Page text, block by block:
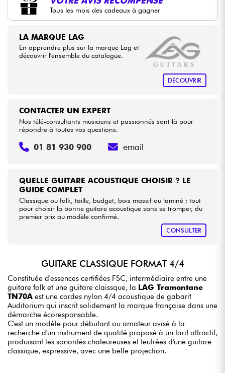
Câbles & Access.
Packs
• Star SMusic
TOULOUSE
Tous les mois des cadeaux à gagner
LA MARQUE LAG
En apprendre plus sur la marque Lag et
découvrir l'ensemble du catalogue.
DÉCOUVRIR
QUELLE GUITARE ACOUSTIQUE CHOISIR ? LE
GUIDE COMPLET
Classique ou folk, taille, budget, bois massif ou laminé : tout
pour choisir la bonne guitare acoustique sans se tromper, du
premier prix au modèle confirmé.
CONSULTER
CONTACTER UN EXPERT
Nos télé-consultants musiciens et passionnés sont là pour
répondre à toutes vos questions.
01 81 930 900 email
GUITARE CLASSIQUE FORMAT 4/4
Constituée d'essences certifiées FSC, intermédiaire entre une
guitare folk et une guitare claissque, la LAG Tramontane
TN70A est une cordes nylon 4/4 acoustique de gabarit
Auditorium qui inscrit solidement la marque française dans une
démarche écoresponsable.
C'est un modèle pour débutant ou amateur avisé à la
recherche d'un instrument de qualité proposé à un tarif attractif,
produisant les sonorités chaleureuses et feutrées d'une guitare
classique, expressive, avec une belle projection.